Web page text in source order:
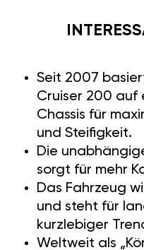
Seit 2007
Cruiser 200 auf
Chassis für
und Steifigkeit.
Die
sorgt für mehr
Das Fahrzeug
und steht für
kurzlebiger
Weltweit als